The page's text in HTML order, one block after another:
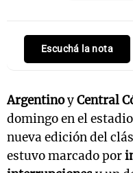
Escuchá la nota
ArgentinoyCentral
domingo en el estadio
nueva edición del
estuvo marcado por